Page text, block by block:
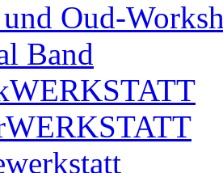
Oud-
Band